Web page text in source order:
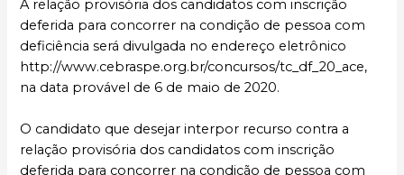
A relação provisória dos candidatos com inscrição
deferida para concorrer na condição de pessoa com
deficiência será divulgada no endereço eletrônico
http://www.cebraspe.org.br/concursos/tc_df_20_ace,
na data provável de 6 de maio de 2020.
O candidato que desejar interpor recurso contra a
relação provisória dos candidatos com inscrição
deferida para concorrer na condição de pessoa com